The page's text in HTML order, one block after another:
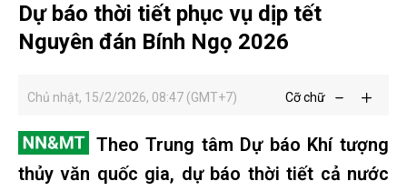
Dự báo thời tiết phục vụ dịp tết
Nguyên đán Bính Ngọ 2026
Chủ nhật, 15/2/2026, 08:47 (GMT+7) Cỡ chữ
Theo Trung tâm Dự báo Khí tượng
thủy văn quốc gia, dự báo thời tiết cả nước